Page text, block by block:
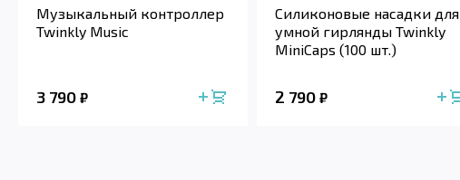
Музыкальный контроллер
Twinkly Music
3 790 ₽
Силиконовые насадки для
умной гирлянды Twinkly
MiniCaps (100 шт.)
2 790 ₽